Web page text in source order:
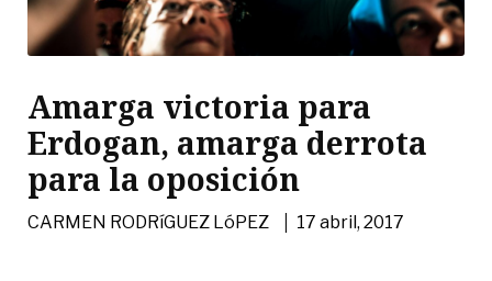
Amarga victoria para
Erdogan, amarga derrota
para la oposición
CARMEN RODRíGUEZ LóPEZ | 17 abril, 2017